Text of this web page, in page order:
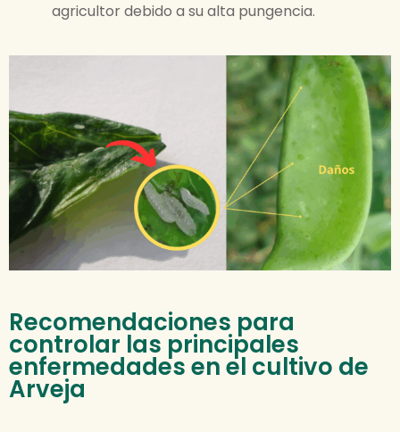
agricultor debido a su alta pungencia.
Recomendaciones para
controlar las principales
enfermedades en el cultivo de
Arveja